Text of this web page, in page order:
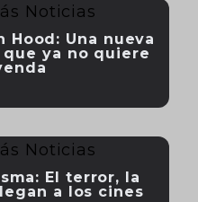
Hood: Una nueva
ya no quiere
El terror, la
a los cines